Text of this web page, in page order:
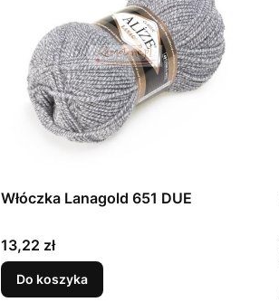
Włóczka Lanagold 651 DUE
Cena
13,22 zł
Do koszyka